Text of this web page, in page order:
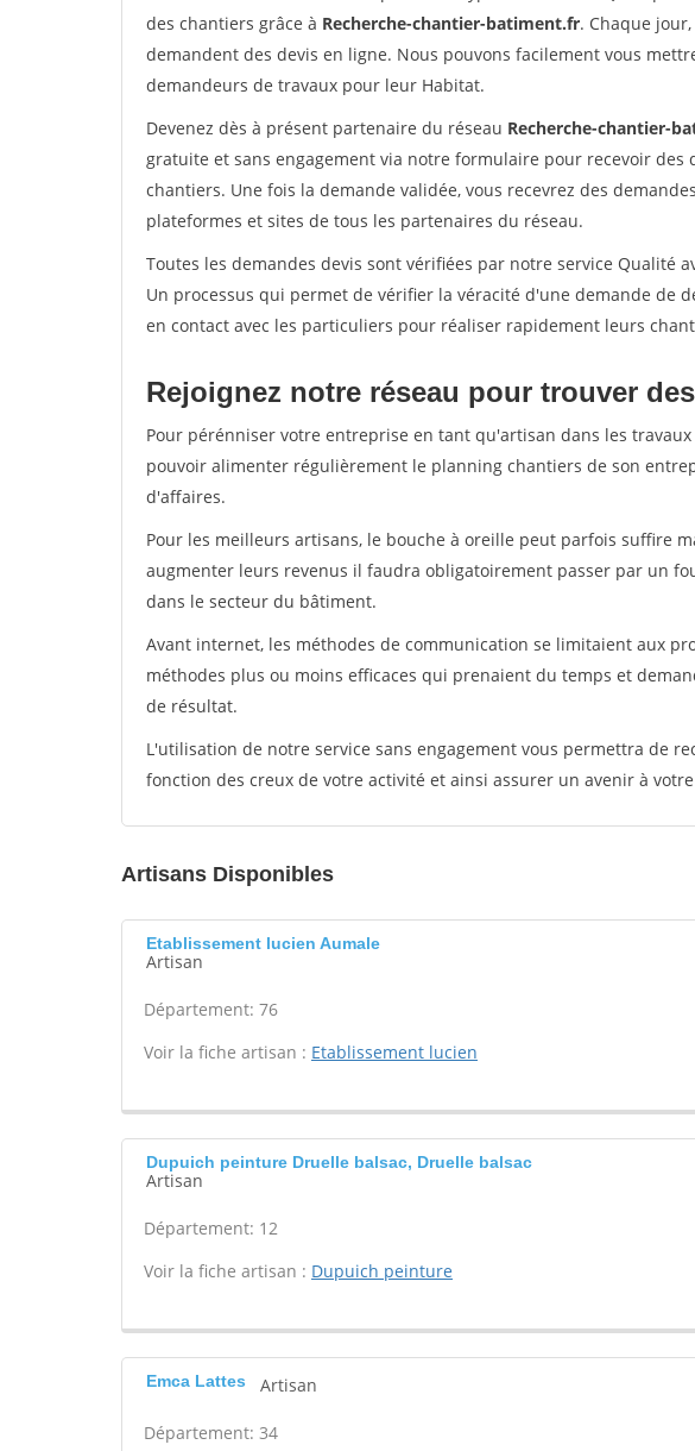
des chantiers grâce à Recherche-chantier-batiment.fr. Chaque
demandent des devis en ligne. Nous pouvons facilement vous
demandeurs de travaux pour leur Habitat.
Devenez dès à présent partenaire du réseau Recherche-chantier-
gratuite et sans engagement via notre formulaire pour recevoir des
chantiers. Une fois la demande validée, vous recevrez des
plateformes et sites de tous les partenaires du réseau.
Toutes les demandes devis sont vérifiées par notre service Qualité
Un processus qui permet de vérifier la véracité d'une demande de
en contact avec les particuliers pour réaliser rapidement leurs
Rejoignez notre réseau pour trouver
Pour pérénniser votre entreprise en tant qu'artisan dans les
pouvoir alimenter régulièrement le planning chantiers de son
d'affaires.
Pour les meilleurs artisans, le bouche à oreille peut parfois suffire
augmenter leurs revenus il faudra obligatoirement passer par un
dans le secteur du bâtiment.
Avant internet, les méthodes de communication se limitaient aux
méthodes plus ou moins efficaces qui prenaient du temps et
de résultat.
L'utilisation de notre service sans engagement vous permettra de
fonction des creux de votre activité et ainsi assurer un avenir à
Artisans Disponibles
Etablissement lucien Aumale
Artisan
Département: 76
Voir la fiche artisan : Etablissement lucien
Dupuich peinture Druelle balsac, Druelle balsac
Artisan
Département: 12
Voir la fiche artisan : Dupuich peinture
Emca Lattes Artisan
Département: 34